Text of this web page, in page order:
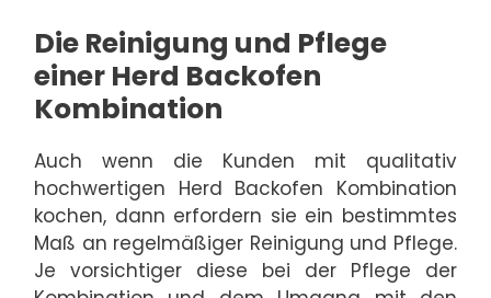
Die Reinigung und Pflege
einer Herd Backofen
Kombination
Auch wenn die Kunden mit qualitativ
hochwertigen Herd Backofen Kombination
kochen, dann erfordern sie ein bestimmtes
Maß an regelmäßiger Reinigung und Pflege.
Je vorsichtiger diese bei der Pflege der